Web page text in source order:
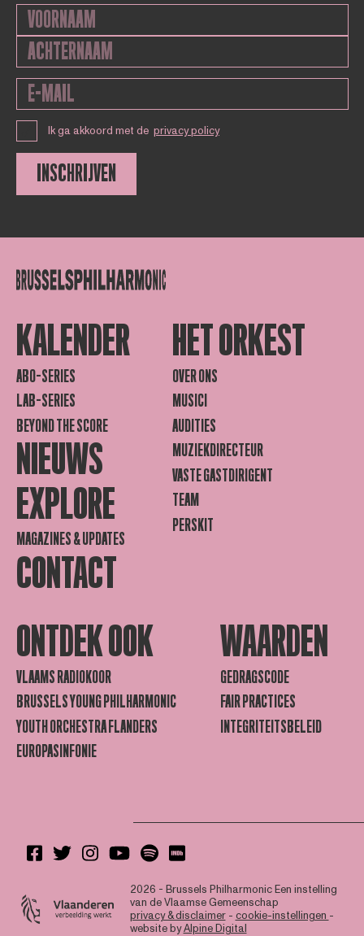
Ik ga akkoord met de privacy policy
INSCHRIJVEN
KALENDER
ABO-SERIES
LAB-SERIES
BEYOND THE SCORE
NIEUWS
EXPLORE
MAGAZINES & UPDATES
CONTACT
HET ORKEST
OVER ONS
MUSICI
AUDITIES
MUZIEKDIRECTEUR
VASTE GASTDIRIGENT
TEAM
PERSKIT
ONTDEK OOK
VLAAMS RADIOKOOR
BRUSSELS YOUNG PHILHARMONIC
YOUTH ORCHESTRA FLANDERS
EUROPASINFONIE
WAARDEN
GEDRAGSCODE
FAIR PRACTICES
INTEGRITEITSBELEID
2026 - Brussels PhilharmonicEen instelling
van de Vlaamse Gemeenschap
privacy & disclaimer- cookie-instellingen -
website byAlpine Digital